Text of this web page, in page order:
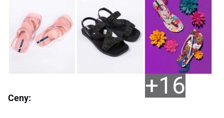
+16
Ceny: